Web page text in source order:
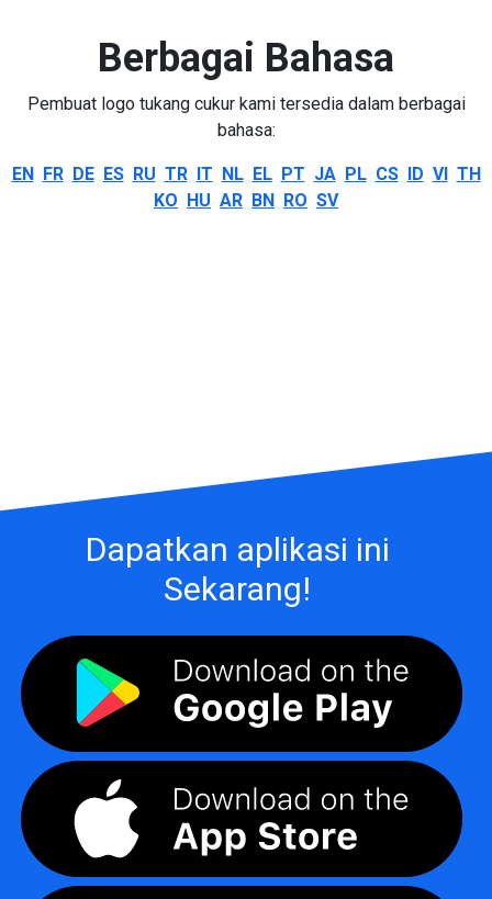
Berbagai Bahasa
Pembuat logo tukang cukur kami tersedia dalam berbagai
bahasa:
EN FR DE ES RU TR IT NL EL PT JA PL CS ID VI TH
KO HU AR BN RO SV
Dapatkan aplikasi ini
Sekarang!